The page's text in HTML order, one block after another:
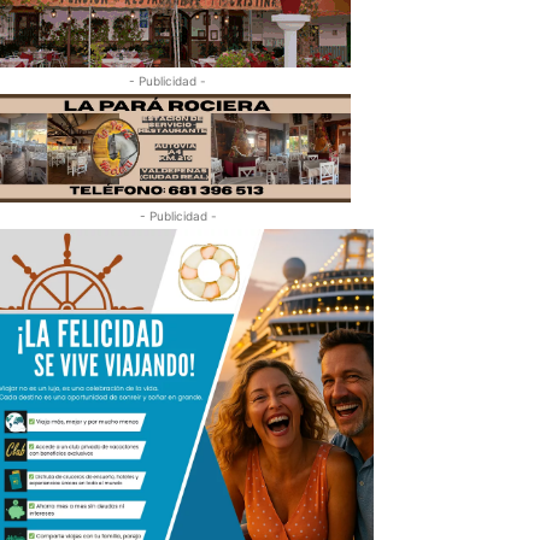
- Publicidad -
- Publicidad -